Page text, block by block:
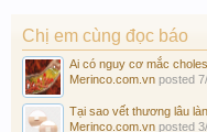
Chị em cùng đọc báo
Ai có nguy cơ mắc
Merinco.com.vn posted
Tại sao vết thương lâu
Merinco.com.vn posted